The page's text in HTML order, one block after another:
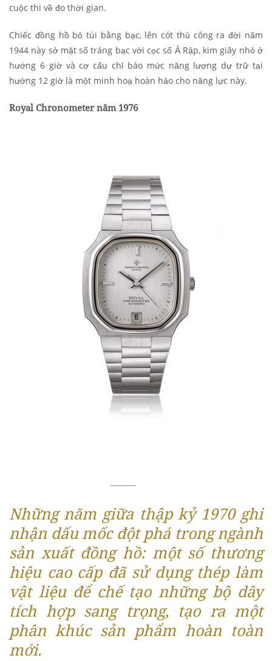
cuộc thi về đo thời gian.
Chiếc đồng hồ bỏ túi bằng bạc, lên cót thủ công ra đời năm
1944 này sở mặt số tráng bạc với cọc số Ả Rập, kim giây nhỏ ở
hướng 6 giờ và cơ cấu chỉ báo mức năng lượng dự trữ tại
hướng 12 giờ là một minh hoạ hoàn hảo cho năng lực này.
Royal Chronometer năm 1976
Những năm giữa thập kỷ 1970 ghi
nhận dấu mốc đột phá trong ngành
sản xuất đồng hồ: một số thương
hiệu cao cấp đã sử dụng thép làm
vật liệu để chế tạo những bộ dây
tích hợp sang trọng, tạo ra một
phân khúc sản phẩm hoàn toàn
mới.